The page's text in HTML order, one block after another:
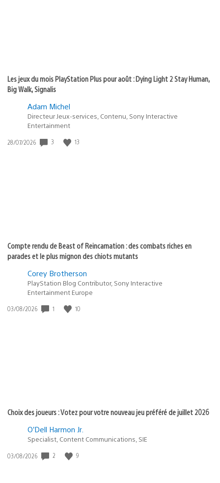
Les jeux du mois PlayStation Plus pour août : Dying Light 2 Stay Human,
Big Walk, Signalis
Adam Michel
Directeur Jeux-services, Contenu, Sony Interactive
Entertainment
Date
28/07/2026 3 13
Compte rendu de Beast of Reincarnation : des combats riches en
parades et le plus mignon des chiots mutants
Corey Brotherson
PlayStation Blog Contributor, Sony Interactive
Entertainment Europe
Date
03/08/2026 1 10
Choix des joueurs : Votez pour votre nouveau jeu préféré de juillet 2026
O’Dell Harmon Jr.
Specialist, Content Communications, SIE
Date
03/08/2026 2 9